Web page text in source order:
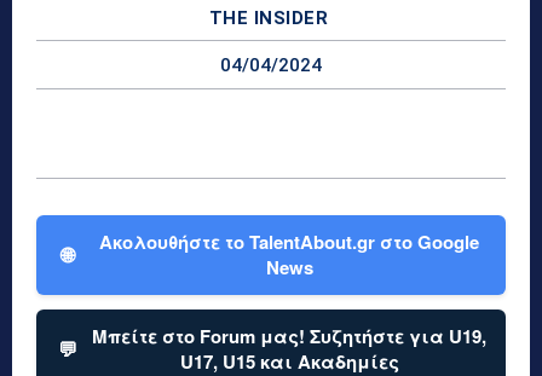
THE INSIDER
04/04/2024
🌐
Ακολουθήστε το TalentAbout.gr στο Google
News
💬
Μπείτε στο Forum μας! Συζητήστε για U19,
U17, U15 και Ακαδημίες